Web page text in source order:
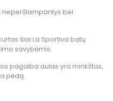
bei
šiai La Sportiva batų
savybėmis.
pagalba aulas yra minkštas,
pėdą.